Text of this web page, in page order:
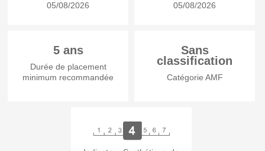
05/08/2026
05/08/2026
5 ans
Durée de placement
minimum recommandée
Sans
classification
Catégorie AMF